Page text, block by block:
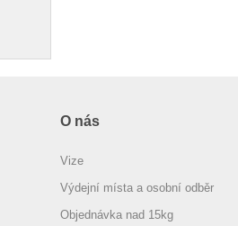
O nás
Vize
Výdejní místa a osobní odběr
Objednávka nad 15kg